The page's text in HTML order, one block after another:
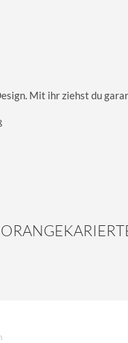
Mit ihr ziehst du